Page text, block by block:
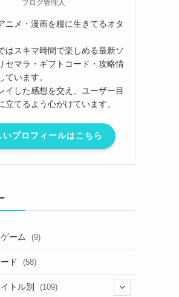
ブログ管理人
ニメ・漫画を糧に生きてるオタ
はスキマ時間で楽しめる最新ソ
セマラ・ギフトコード・攻略情
ています。
イした感想を交え、ユーザー目
立てるよう心がけています。
いプロフィールはこちら
ーム (9)
ド (58)
トル別 (109)